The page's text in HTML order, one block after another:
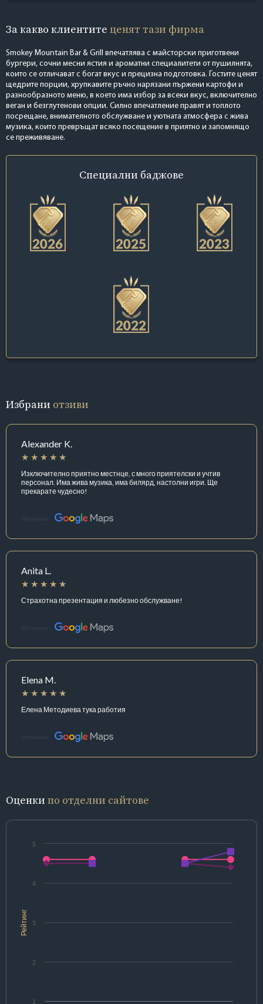
За какво клиентите ценят тази фирма
Smokey Mountain Bar & Grill впечатлява с майсторски приготвени
бургери, сочни месни ястия и ароматни специалитети от пушилнята,
които се отличават с богат вкус и прецизна подготовка. Гостите ценят
щедрите порции, хрупкавите ръчно нарязани пържени картофи и
разнообразното меню, в което има избор за всеки вкус, включително
веган и безглутенови опции. Силно впечатление правят и топлото
посрещане, внимателното обслужване и уютната атмосфера с жива
музика, които превръщат всяко посещение в приятно и запомнящо
се преживяване.
Специални баджове
Избрани отзиви
Alexander K.
Изключително приятно местнце, с много приятелски и учтив
персонал. Има жива музика, има билярд, настолни игри. Ще
прекарате чудесно!
Източник:
Anita L.
Страхотна презентация и любезно обслужване!
Източник:
Elena M.
Елена Методиева тука работия
Източник:
Оценки по отделни сайтове
Рейтинг
1
2
3
4
5